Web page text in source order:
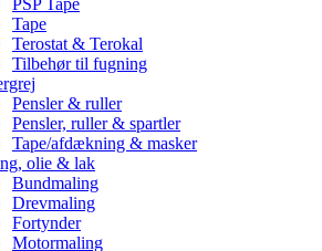
PSP Tape
Tape
Terostat & Terokal
Tilbehør til fugning
Pensler & ruller
Pensler, ruller & spartler
Tape/afdækning & masker
olie & lak
Bundmaling
Drevmaling
Fortynder
Motormaling